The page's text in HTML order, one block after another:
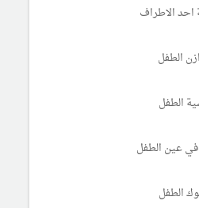
الاطراف
الطفل
الطفل
عين الطفل
الطفل